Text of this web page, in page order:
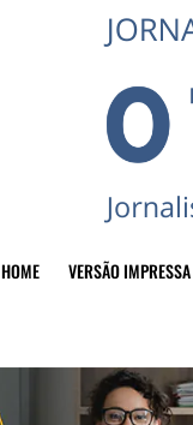
HOME VERSÃO IMPRESSA